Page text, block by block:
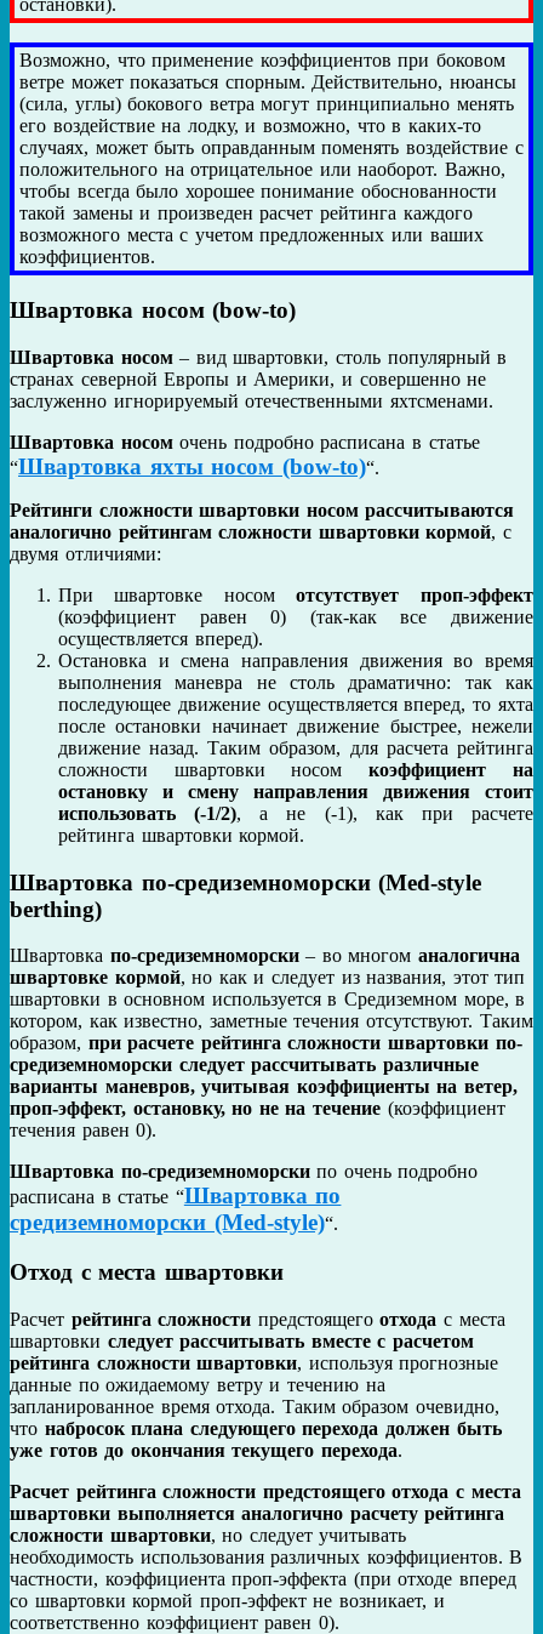
Возможно, что применение коэффициентов при боковом
ветре может показаться спорным. Действительно, нюансы
(сила, углы) бокового ветра могут принципиально менять
его воздействие на лодку, и возможно, что в каких-то
случаях, может быть оправданным поменять воздействие с
положительного на отрицательное или наоборот. Важно,
чтобы всегда было хорошее понимание обоснованности
такой замены и произведен расчет рейтинга каждого
возможного места с учетом предложенных или ваших
коэффициентов.
Швартовка носом (bow-tо)
Швартовка носом– вид швартовки, столь популярный в
странах северной Европы и Америки, и совершенно не
заслуженно игнорируемый отечественными яхтсменами.
Швартовка носомочень подробно расписана в статье
“Швартовка яхты носом (bow-to)“.
Рейтинги сложности швартовки носом рассчитываются
аналогично рейтингам сложности швартовки кормой, с
двумя отличиями:
При швартовке носомотсутствует проп-эффект
(коэффициент равен 0) (так-как все движение
осуществляется вперед).
Остановка и смена направления движения во время
выполнения маневра не столь драматично: так как
последующее движение осуществляется вперед, то яхта
после остановки начинает движение быстрее, нежели
движение назад. Таким образом, для расчета рейтинга
сложности швартовки носомкоэффициент на
остановку и смену направления движения стоит
использовать (-1/2), а не (-1), как при расчете
рейтинга швартовки кормой.
Швартовка по-средиземноморски (Med-style
berthing)
Швартовка по-средиземноморски– во многоманалогична
швартовке кормой, но как и следует из названия, этот тип
швартовки в основном используется в Средиземном море, в
котором, как известно, заметные течения отсутствуют. Таким
образом, при расчете рейтинга сложности швартовки по-
средиземноморски следует рассчитывать различные
варианты маневров, учитывая коэффициенты на ветер,
проп-эффект, остановку, но не на течение (коэффициент
течения равен 0).
Швартовка по-средиземноморскипо очень подробно
расписана в статье “Швартовка по
средиземноморски (Med-style)“.
Отход с места швартовки
Расчет рейтинга сложности предстоящегоотхода с места
швартовки следует рассчитывать вместе с расчетом
рейтинга сложности швартовки, используя прогнозные
данные по ожидаемому ветру и течению на
запланированное время отхода. Таким образом очевидно,
что набросок плана следующего перехода должен быть
уже готов до окончания текущего перехода.
Расчет рейтинга сложности предстоящего отхода с места
швартовки выполняется аналогично расчету рейтинга
сложности швартовки, но следует учитывать
необходимость использования различных коэффициентов. В
частности, коэффициента проп-эффекта (при отходе вперед
со швартовки кормой проп-эффект не возникает, и
соответственно коэффициент равен 0).